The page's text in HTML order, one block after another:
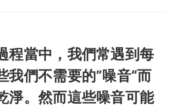
程當中，我們常遇到每
我們不需要的”噪音“而
淨。然而這些噪音可能